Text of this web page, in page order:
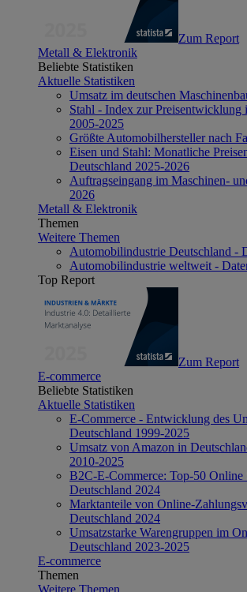
Zum Report
Metall & Elektronik
Beliebte Statistiken
Aktuelle Statistiken
Umsatz im deutschen
Stahl - Index zur Preisentwicklung
2005-2025
Größte Automobilhersteller nach
Eisen und Stahl: Monatliche
Deutschland 2025-2026
Auftragseingang im Maschinen-
2026
Metall & Elektronik
Themen
Weitere Themen
Automobilindustrie Deutschland -
Automobilindustrie weltweit -
Top Report
Zum Report
E-commerce
Beliebte Statistiken
Aktuelle Statistiken
E-Commerce - Entwicklung des
Deutschland 1999-2025
Umsatz von Amazon in
2010-2025
B2C-E-Commerce: Top-50 Online
Deutschland 2024
Marktanteile von Online-
Deutschland 2024
Umsatzstarke Warengruppen im
Deutschland 2023-2025
E-commerce
Themen
Weitere Themen